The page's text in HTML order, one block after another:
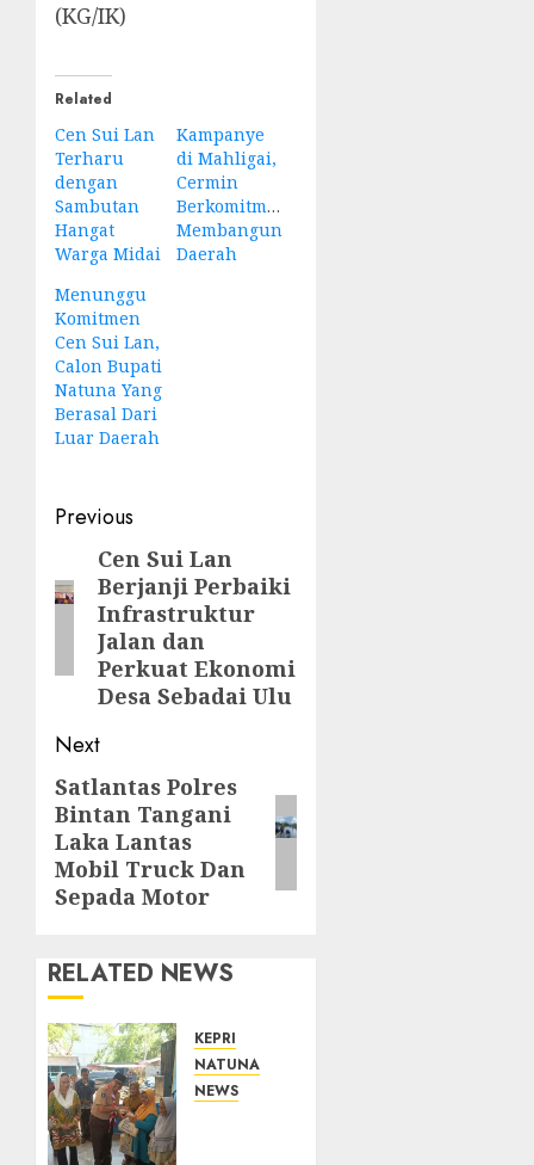
(KG/IK)
Related
Cen Sui Lan
Terharu
dengan
Sambutan
Hangat
Warga Midai
Kampanye
di Mahligai,
Cermin
Berkomitmen
Membangun
Daerah
Menunggu
Komitmen
Cen Sui Lan,
Calon Bupati
Natuna Yang
Berasal Dari
Luar Daerah
Post
navigation
Previous
Previous
post:
Cen Sui Lan
Berjanji Perbaiki
Infrastruktur
Jalan dan
Perkuat Ekonomi
Desa Sebadai Ulu
Next
Next
post:
Satlantas Polres
Bintan Tangani
Laka Lantas
Mobil Truck Dan
Sepada Motor
RELATED NEWS
KEPRI
NATUNA
NEWS